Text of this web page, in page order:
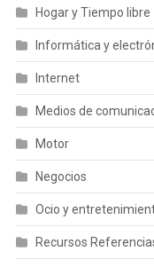
Hogar y Tiempo libre
Informática y
Internet
Medios de
Motor
Negocios
Ocio y
Recursos